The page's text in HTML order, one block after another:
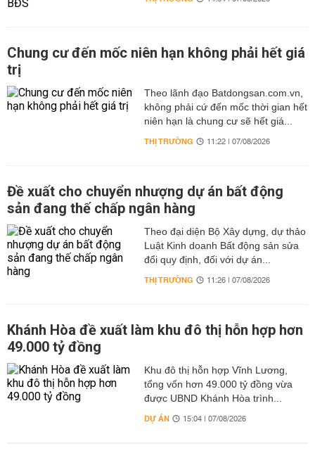
Chung cư đến mốc niên hạn không phải hết giá
trị
Theo lãnh đạo Batdongsan.com.vn,
không phải cứ đến mốc thời gian hết
niên hạn là chung cư sẽ hết giá...
THỊ TRƯỜNG 11:22 | 07/08/2026
Đề xuất cho chuyển nhượng dự án bất động
sản đang thế chấp ngân hàng
Theo đại diện Bộ Xây dựng, dự thảo
Luật Kinh doanh Bất động sản sửa
đổi quy định, đối với dự án...
THỊ TRƯỜNG 11:26 | 07/08/2026
Khánh Hòa đề xuất làm khu đô thị hỗn hợp hơn
49.000 tỷ đồng
Khu đô thị hỗn hợp Vĩnh Lương,
tổng vốn hơn 49.000 tỷ đồng vừa
được UBND Khánh Hòa trình...
DỰ ÁN 15:04 | 07/08/2026